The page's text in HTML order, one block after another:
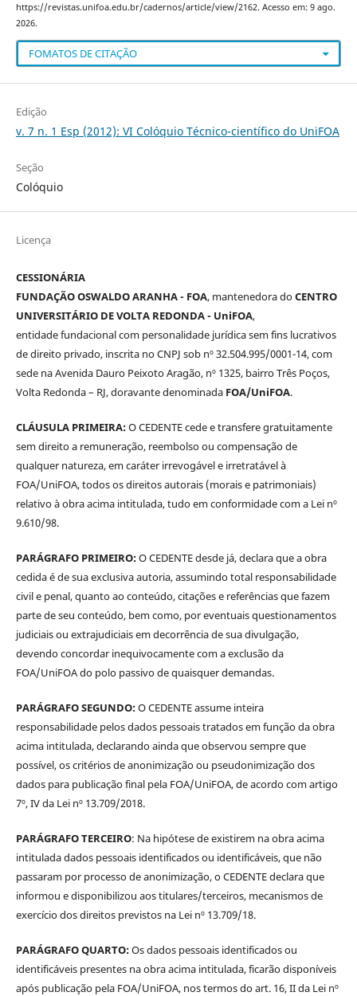
https://revistas.unifoa.edu.br/cadernos/article/view/2162. Acesso em: 9 ago.
2026.
FOMATOS DE CITAÇÃO
Edição
v. 7 n. 1 Esp (2012): VI Colóquio Técnico-científico do UniFOA
Seção
Colóquio
Licença
CESSIONÁRIA
FUNDAÇÃO OSWALDO ARANHA - FOA, mantenedora doCENTRO
UNIVERSITÁRIO DE VOLTA REDONDA - UniFOA,
entidade fundacional com personalidade jurídica sem fins lucrativos
de direito privado, inscrita no CNPJ sob nº 32.504.995/0001-14, com
sede na Avenida Dauro Peixoto Aragão, nº 1325, bairro Três Poços,
Volta Redonda – RJ, doravante denominada FOA/UniFOA.
CLÁUSULA PRIMEIRA:O CEDENTE cede e transfere gratuitamente
sem direito a remuneração, reembolso ou compensação de
qualquer natureza, em caráter irrevogável e irretratável à
FOA/UniFOA, todos os direitos autorais (morais e patrimoniais)
relativo à obra acima intitulada, tudo em conformidade com a Lei nº
9.610/98.
PARÁGRAFO PRIMEIRO:O CEDENTE desde já, declara que a obra
cedida é de sua exclusiva autoria, assumindo total responsabilidade
civil e penal, quanto ao conteúdo, citações e referências que fazem
parte de seu conteúdo, bem como, por eventuais questionamentos
judiciais ou extrajudiciais em decorrência de sua divulgação,
devendo concordar inequivocamente com a exclusão da
FOA/UniFOA do polo passivo de quaisquer demandas.
PARÁGRAFO SEGUNDO:O CEDENTE assume inteira
responsabilidade pelos dados pessoais tratados em função da obra
acima intitulada, declarando ainda que observou sempre que
possível, os critérios de anonimização ou pseudonimização dos
dados para publicação final pela FOA/UniFOA, de acordo com artigo
7º, IV da Lei nº 13.709/2018.
PARÁGRAFO TERCEIRO: Na hipótese de existirem na obra acima
intitulada dados pessoais identificados ou identificáveis, que não
passaram por processo de anonimização, o CEDENTE declara que
informou e disponibilizou aos titulares/terceiros, mecanismos de
exercício dos direitos previstos na Lei nº 13.709/18.
PARÁGRAFO QUARTO:Os dados pessoais identificados ou
identificáveis presentes na obra acima intitulada, ficarão disponíveis
após publicação pela FOA/UniFOA, nos termos do art. 16, II da Lei nº